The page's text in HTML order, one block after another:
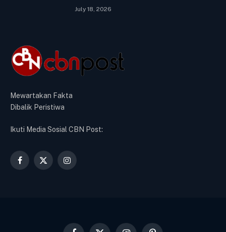
July 18, 2026
Mewartakan Fakta
Dibalik Peristiwa
Ikuti Media Sosial CBN Post:
Facebook
X
Instagram